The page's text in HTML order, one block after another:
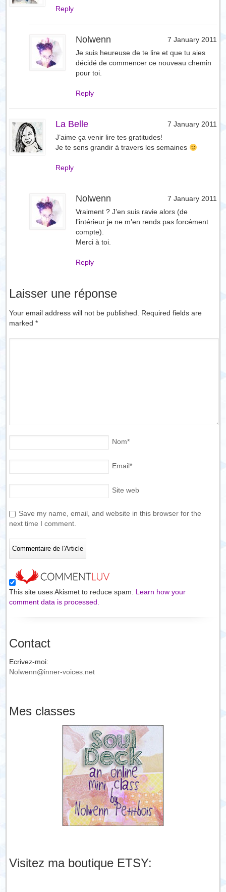
Reply
Nolwenn
7 January 2011
Je suis heureuse de te lire et que tu aies
décidé de commencer ce nouveau chemin
pour toi.
Reply
La Belle
7 January 2011
J’aime ça venir lire tes gratitudes!
Je te sens grandir à travers les semaines
Reply
Nolwenn
7 January 2011
Vraiment ? J’en suis ravie alors (de
l’intérieur je ne m’en rends pas forcément
compte).
Merci à toi.
Reply
Laisser une réponse
Your email address will not be published. Required fields are
marked*
Nom*
Email*
Site web
Save my name, email, and website in this browser for the
next time I comment.
This site uses Akismet to reduce spam. Learn how your
comment data is processed.
Contact
Ecrivez-moi:
Nolwenn@inner-voices.net
Mes classes
Visitez ma boutique ETSY: